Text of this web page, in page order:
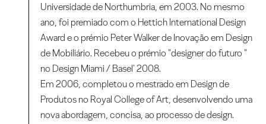
Universidade de Northumbria, em 2003. No mesmo
ano, foi premiado com o Hettich International Design
Award e o prémio Peter Walker de Inovação em Design
de Mobiliário. Recebeu o prémio "designer do futuro "
no Design Miami / Basel' 2008.
Em 2006, completou o mestrado em Design de
Produtos no Royal College of Art, desenvolvendo uma
nova abordagem, concisa, ao processo de design.